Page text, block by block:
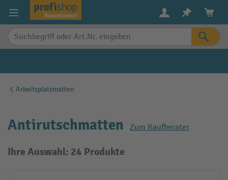
springen
Arbeitsplatzmatten
Antirutschmatten Zum Kaufberater
Ihre Auswahl: 24 Produkte